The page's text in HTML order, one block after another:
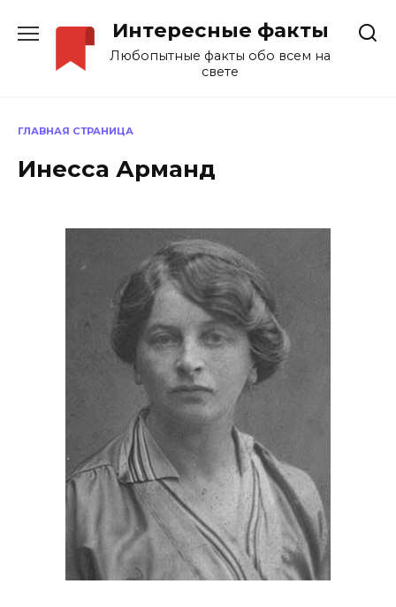
содержанию
Интересные факты
Любопытные факты обо всем на
свете
ГЛАВНАЯ СТРАНИЦА
Инесса Арманд